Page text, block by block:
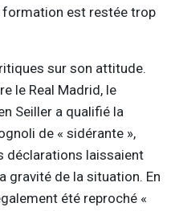
formation est restée trop
sur son attitude.
le Real Madrid, le
Seiller a qualifié la
de « sidérante »,
déclarations laissaient
gravité de la situation. En
été reproché «